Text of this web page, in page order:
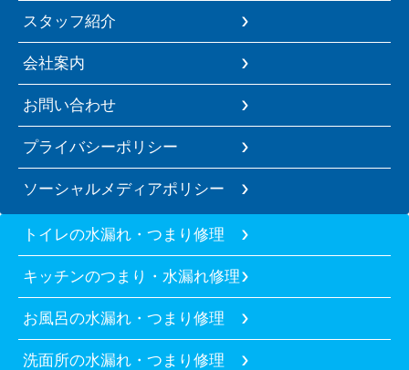
スタッフ紹介
会社案内
お問い合わせ
プライバシーポリシー
ソーシャルメディアポリシー
トイレの水漏れ・つまり修理
キッチンのつまり・水漏れ修理
お風呂の水漏れ・つまり修理
洗面所の水漏れ・つまり修理